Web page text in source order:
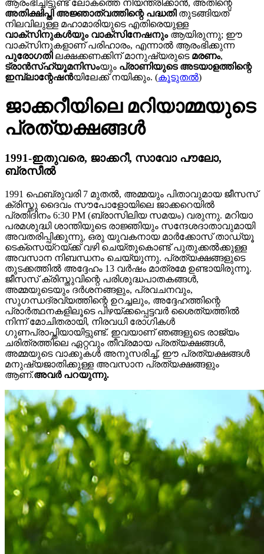
ആരംഭിച്ചിട്ടുണ്ട് ലോകത്തെ നിയന്ത്രിക്കാൻ, അതിന്റെ
അതിക്ഷിപ്തി അജ്ഞാത്വത്തിന്റെ പദ്ധതിതുടങ്ങിയത്
നിലവിലുള്ള മഹാമാരിയുടെ എതിരെയുള്ള
വാക്സിനുകൾയും വാക്സിനേഷനുംആയിരുന്നു; ഈ
വാക്സിനുകളാണ് പരിഹാരം, എന്നാൽ ആരംഭിക്കുന്ന
പുരോഗതിലക്ഷക്കണക്കിന് മാനുഷ്യരുടെ മരണം,
ട്രാൻസ്ഹ്യൂമനിസംയും പ്രാണിയുടെ അടയാളത്തിന്റെ
ഇമ്പ്ലാന്റേഷൻയിലേക്ക് നയിക്കും. (കൂടുതൽ)
ജാക്കറീയിലെ മറിയാമ്മയുടെ
പ്രത്യക്ഷങ്ങൾ
1991-ഇതുവരെ, ജാക്കറീ, സാവോ പൗലോ,
ബ്രസീൽ
1991 ഫെബ്രുവരി 7 മുതൽ, അമ്മയും പിതാവുമായ ജീസസ്
ക്രിസ്തു ദൈവം സൗപോളോയിലെ ജാക്കറെയിൽ
പ്രതിദിനം 6:30 PM (ബ്രാസിലിയ സമയം) വരുന്നു. മറിയാ
പരമശുദ്ധി ശാന്തിയുടെ രാജ്ഞിയും സന്ദേശദാതാവുമായി
അവതരിപ്പിക്കുന്നു, ഒരു യുവകനായ മാർക്കോസ് താഡ്യൂ
ടെക്സെയ്റയ്‌ക്ക് വഴി ചെയ്തുകൊണ്ട് പുതുക്കൽക്കുള്ള
അവസാന നിബന്ധനം ചെയ്യുന്നു. പ്രത്യക്ഷങ്ങളുടെ
തുടക്കത്തിൽ അദ്ദേഹം 13 വർഷം മാത്രമേ ഉണ്ടായിരുന്നൂ.
ജീസസ് ക്രിസ്തുവിന്റെ പരിശുദ്ധപാതകങ്ങൾ,
അമ്മയുടെയും ദർശനങ്ങളും, പ്രവചനവും,
സുഗന്ധദ്രവ്യത്തിന്റെ ഉറച്ചലും, അദ്ദേഹത്തിന്റെ
പ്രാർത്ഥനകളിലൂടെ പിഴയ്ക്കപ്പെട്ടവർ ശൈത്യത്തിൽ
നിന്ന് മോചിതരായി, നിരവധി രോഗികൾ
ഗുണപ്രാപ്തിയായിട്ടുണ്ട്. ഇവയാണ് ഞങ്ങളുടെ രാജ്യം
ചരിത്രത്തിലെ ഏറ്റവും തീവ്രമായ പ്രത്യക്ഷങ്ങൾ,
അമ്മയുടെ വാക്കുകൾ അനുസരിച്ച്, ഈ പ്രത്യക്ഷങ്ങൾ
മനുഷ്യജാതിക്കുള്ള അവസാന പ്രത്യക്ഷങ്ങളും
ആണ്.അവർ പറയുന്നു.